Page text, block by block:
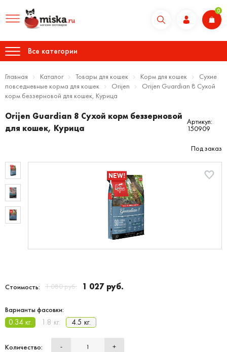
0
Все категории
Главная Каталог Товары для кошек Корм для кошек
Сухие
повседневные корма для кошек
Orijen
Orijen Guardian 8 Сухой
корм беззерновой для кошек, Курица
Orijen Guardian 8 Сухой корм беззерновой
для кошек, Курица
Артикул:
150909
Под заказ
Стоимость: 1 080 руб. 1 027 руб.
Варианты фасовки:
0.34 кг. 1.8 кг. 4.5 кг.
Количество: - +